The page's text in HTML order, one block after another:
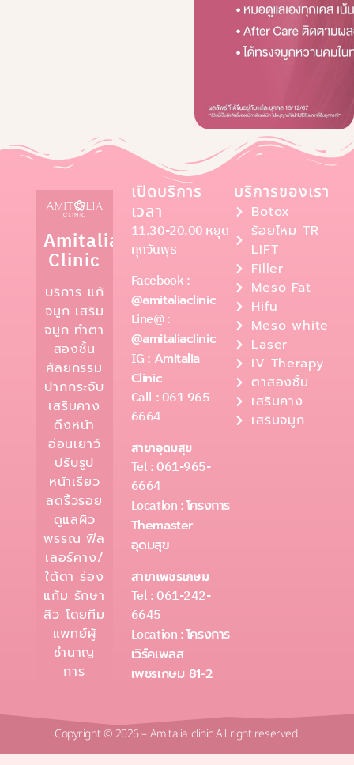
Amitalia
Clinic
บริการ แก้
จมูก เสริม
จมูก ทำตา
สองชั้น
ศัลยกรรม
ปากกระจับ
เสริมคาง
ดึงหน้า
อ่อนเยาว์
ปรับรูป
หน้าเรียว
ลดริ้วรอย
ดูแลผิว
พรรณ ฟิล
เลอร์คาง/
ใต้ตา ร่อง
แก้ม รักษา
สิว โดยทีม
แพทย์ผู้
ชำนาญ
การ
เปิดบริการ
เวลา
11.30-20.00 หยุด
ทุกวันพุธ
Facebook :
@amitaliaclinic
Line@ :
@amitaliaclinic
IG : Amitalia
Clinic
Call : 061 965
6664
สาขาอุดมสุข
Tel : 061-965-
6664
Location :โครงการ
Themaster
อุดมสุข
สาขาเพชรเกษม
Tel : 061-242-
6645
Location :โครงการ
เวิร์คเพลส
เพชรเกษม 81-2
บริการของเรา
Botox
ร้อยไหม TR
LIFT
Filler
Meso Fat
Hifu
Meso white
Laser
IV Therapy
ตาสองชั้น
เสริมคาง
เสริมจมูก
Copyright © 2026 – Amitalia clinic All right reserved.